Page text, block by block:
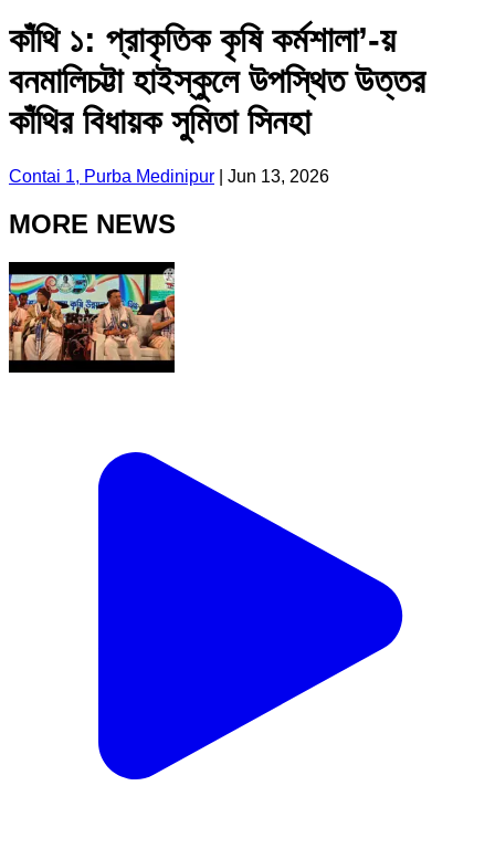
কাঁথি ১: প্রাকৃতিক কৃষি কর্মশালা’-য়
বনমালিচট্টা হাইস্কুলে উপস্থিত উত্তর
কাঁথির বিধায়ক সুমিতা সিনহা
Contai 1, Purba Medinipur Jun 13, 2026
MORE NEWS